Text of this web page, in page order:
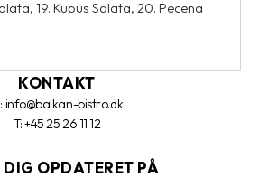
19. Kupus Salata, 20. Pecena
KONTAKT
info@balkan-bistro.dk
T: +45 25 26 11 12
OPDATERET PÅ